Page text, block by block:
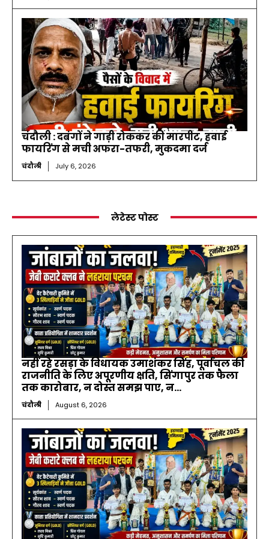
चंदौली : दबंगों ने गाड़ी रोककर की मारपीट, हवाई
फायरिंग से मची अफरा-तफरी, मुकदमा दर्ज
चंदौली July 6, 2026
लेटेस्ट पोस्ट
नहीं रहे रसड़ा के विधायक उमाशंकर सिंह, पूर्वांचल की
राजनीति के लिए अपूरणीय क्षति, सिंगापुर तक फैला
तक कारोबार, न दोस्त समझ पाए, न...
चंदौली August 6, 2026